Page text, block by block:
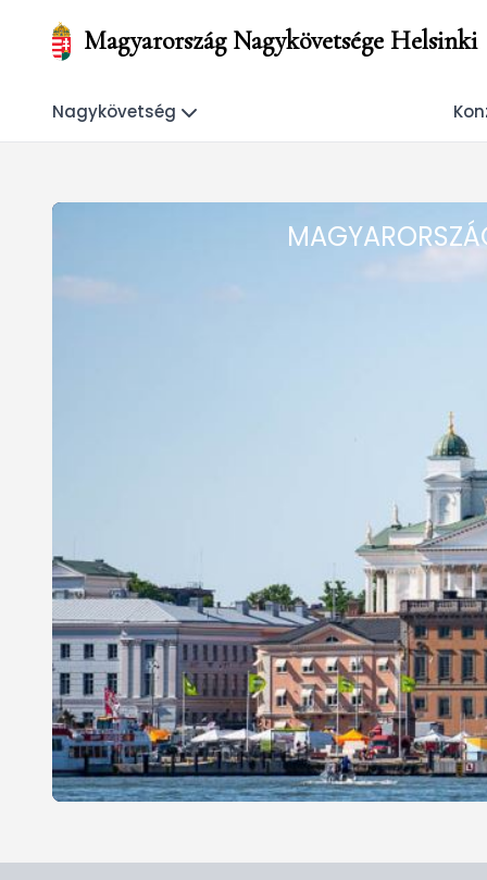
Magyarország Nagykövetsége Helsinki
Nagykövetség